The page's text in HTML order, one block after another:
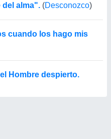
del alma". (Desconozco)
cuando los hago mis
Hombre despierto.